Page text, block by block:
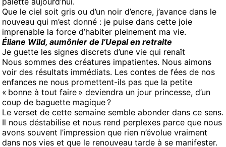
Que le ciel soit gris ou d’un noir d’encre, j’avance dans le
nouveau qui m’est donné : je puise dans cette joie
imprenable la force d’habiter pleinement ma vie.
Éliane Wild, aumônier de l’Uepal en retraite
Je guette les signes discrets d’une vie qui renaît
Nous sommes des créatures impatientes. Nous aimons
voir des résultats immédiats. Les contes de fées de nos
enfances ne nous promettent-ils pas que la petite
« bonne à tout faire » deviendra un jour princesse, d’un
coup de baguette magique ?
Le verset de cette semaine semble abonder dans ce sens.
Il nous déstabilise et nous rend perplexes parce que nous
avons souvent l’impression que rien n’évolue vraiment
dans nos vies et que le renouveau tarde à se manifester.